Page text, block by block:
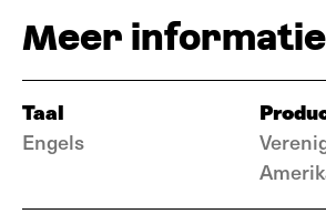
Meer informatie
Taal
Engels